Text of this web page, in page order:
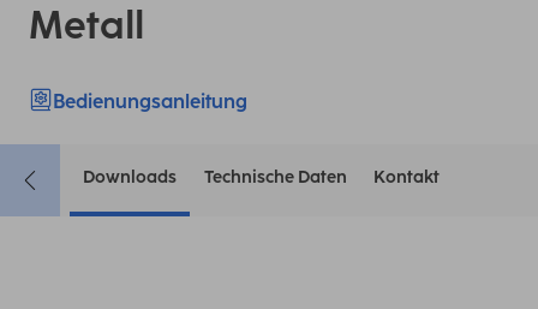
Metall
Bedienungsanleitung
Downloads Technische Daten Kontakt